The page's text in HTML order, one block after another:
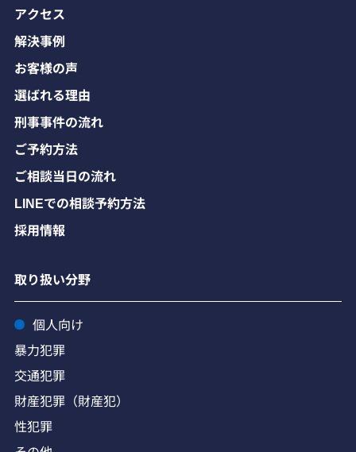
アクセス
解決事例
お客様の声
選ばれる理由
刑事事件の流れ
ご予約方法
ご相談当日の流れ
LINEでの相談予約方法
採用情報
取り扱い分野
個人向け
暴力犯罪
交通犯罪
財産犯罪（財産犯）
性犯罪